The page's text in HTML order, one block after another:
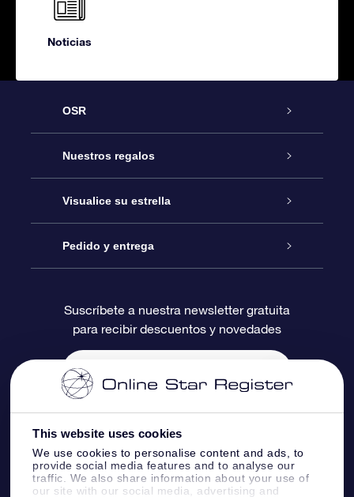
This website uses cookies
We use cookies to personalise content and ads, to
provide social media features and to analyse our
traffic. We also share information about your use of
our site with our social media, advertising and
Noticias
OSR
Atención
Contáctanos
Blog
Reseñas
Nuestros regalos
Regalo Estrella Online
Paquete de Regalo OSR
Tarjeta de Regalo OSR
Regalos empresariales
Visualice su estrella
Registro estelar
Página de Estrella Personalizada
Un Millón de Estrellas
Aplicación de RV Llévame a las estrellas
Pedido y entrega
Información de Pago
Información de Envío
Constelaciones
Suscríbete a nuestra newsletter gratuita
para recibir descuentos y novedades